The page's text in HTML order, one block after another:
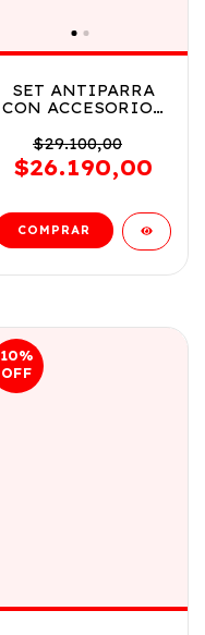
SET ANTIPARRA
CON ACCESORIOS
NINOS VR3 8927
SET CON
ANTIPARRA NEGRA
$29.100,00
$26.190,00
10%
OFF